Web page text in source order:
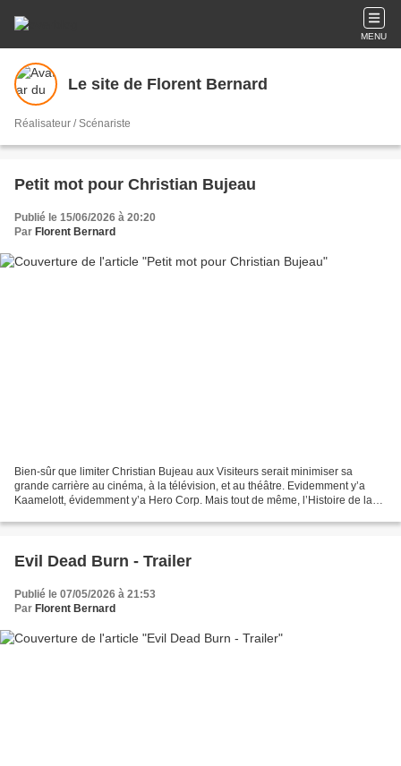
MENU
Le site de Florent Bernard
Réalisateur / Scénariste
Petit mot pour Christian Bujeau
Publié le 15/06/2026 à 20:20
Par Florent Bernard
Bien-sûr que limiter Christian Bujeau aux Visiteurs serait minimiser sa
grande carrière au cinéma, à la télévision, et au théâtre. Evidemment y’a
Kaamelott, évidemment y’a Hero Corp. Mais tout de même, l’Histoire de la
Evil Dead Burn - Trailer
Publié le 07/05/2026 à 21:53
Par Florent Bernard